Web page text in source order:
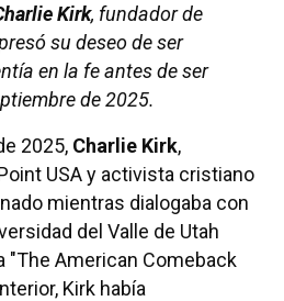
Kirk, fundador de
su deseo de ser
en la fe antes de ser
de 2025.
2025, Charlie Kirk,
USA y activista cristiano
mientras dialogaba con
del Valle de Utah
"The American Comeback
Kirk había